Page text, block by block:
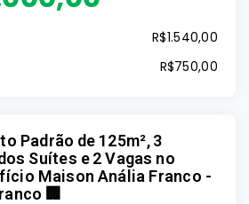
R$1.540,00
R$750,00
Padrão de 125m², 3
Suítes e 2 Vagas no
Maison Anália Franco -
🏢